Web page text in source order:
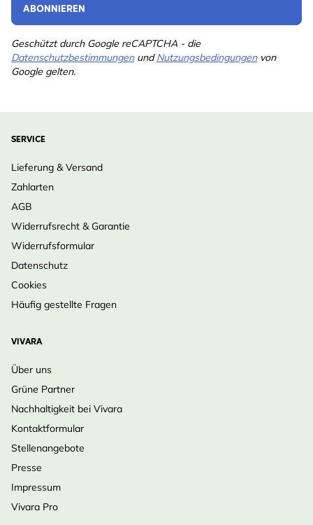
ABONNIEREN
Geschützt durch Google reCAPTCHA - die
DatenschutzbestimmungenundNutzungsbedingungenvon
Google gelten.
SERVICE
Lieferung & Versand
Zahlarten
AGB
Widerrufsrecht & Garantie
Widerrufsformular
Datenschutz
Cookies
Häufig gestellte Fragen
VIVARA
Über uns
Grüne Partner
Nachhaltigkeit bei Vivara
Kontaktformular
Stellenangebote
Presse
Impressum
Vivara Pro